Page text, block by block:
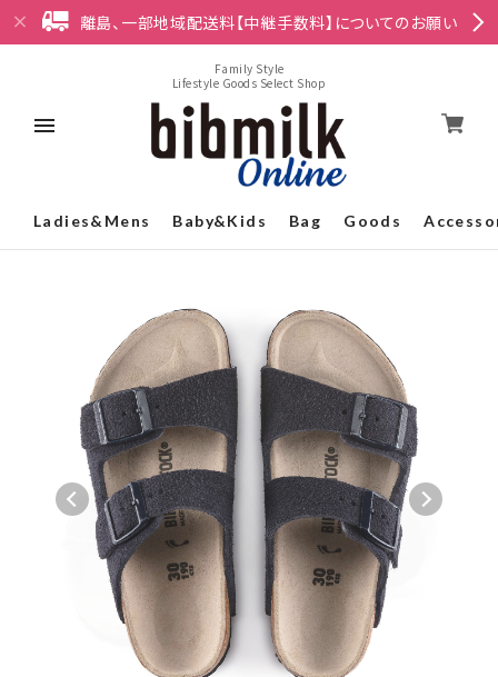
離島、一部地域配送料【中継手数料】についてのお願い
Family Style
Lifestyle Goods Select Shop
Ladies&Mens Baby&Kids Bag Goods